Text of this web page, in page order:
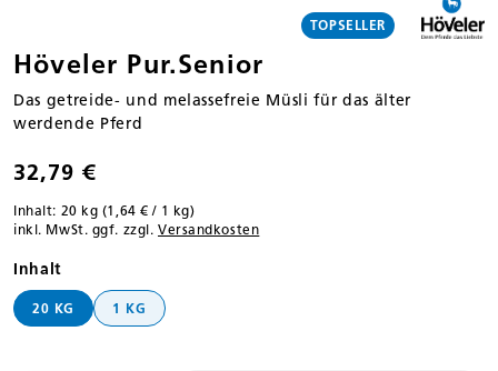
TOPSELLER
Höveler Pur.Senior
Das getreide- und melassefreie Müsli für das älter
werdende Pferd
32,79 €
Inhalt: 20 kg (1,64 € / 1 kg)
inkl. MwSt. ggf. zzgl. Versandkosten
Inhaltauswählen
20 KG 1 KG